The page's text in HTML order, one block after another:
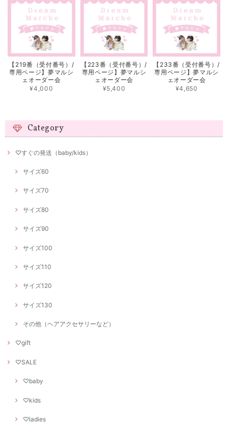
【219番（受付番号）/
専用ページ】夢マルシ
ェオーダー会
¥4,000
【223番（受付番号）/
専用ページ】夢マルシ
ェオーダー会
¥5,400
【233番（受付番号）/
専用ページ】夢マルシ
ェオーダー会
¥4,650
Category
♡すぐの発送（baby/kids）
サイズ60
サイズ70
サイズ80
サイズ90
サイズ100
サイズ110
サイズ120
サイズ130
その他（ヘアアクセサリーなど）
♡gift
♡SALE
♡baby
♡kids
♡ladies